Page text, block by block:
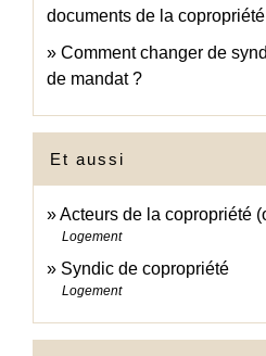
documents de la
Comment changer de
de mandat ?
Et aussi
Acteurs de la copropriété
Logement
Syndic de copropriété
Logement